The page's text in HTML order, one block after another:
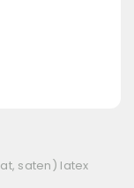
saten) latex